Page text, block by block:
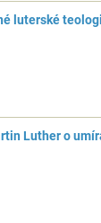
luterské
Luther o